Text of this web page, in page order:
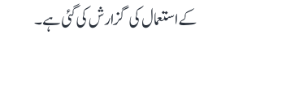
کے استعمال کی گزارش کی گئی ہے۔